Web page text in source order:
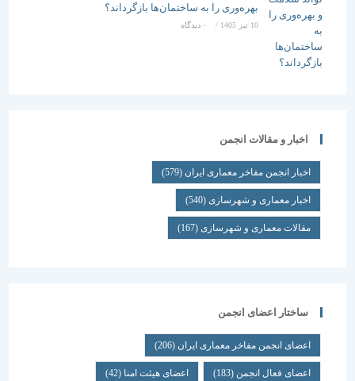
بهره‌وری را به ساختمان‌ها بازگرداند؟
/ ۰ دیدگاه
اخبار و مقالات انجمن
اخبار انجمن مفاخر معماری ایران (579)
اخبار معماری و شهرسازی(540)
مقالات معماری و شهرسازی(167)
ساختار اعضای انجمن
اعضای انجمن مفاخر معماری ایران (206)
اعضای فعال انجمن(183) اعضای هیئت امنا(42)